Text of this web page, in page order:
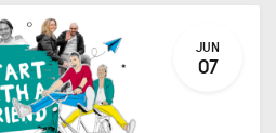
JUN
07